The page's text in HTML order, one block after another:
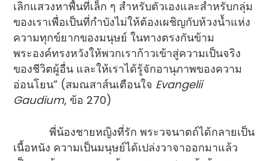
เลิกแสวงหาพื้นที่เล็ก ๆ สำหรับตัวเองและสำหรับกลุ่ม
ของเราเพื่อเป็นที่กำบังไม่ให้ต้องเผชิญกับห้วงน้ำแห่ง
ความทุกข์ยากของมนุษย์ ในทางตรงกันข้าม
พระองค์ทรงหวังให้พวกเราก้าวเข้าสู่ความเป็นจริง
ของชีวิตผู้อื่น และให้เราได้รู้จักอานุภาพของความ
อ่อนโยน” (สมณสาส์นเตือนใจ Evangelii
Gaudium, ข้อ 270)
พี่น้องชายหญิงที่รัก พระวจนาตถ์ได้กลายเป็น
เนื้อหนัง ความเป็นมนุษย์ได้เปล่งวาจาออกมาแล้ว